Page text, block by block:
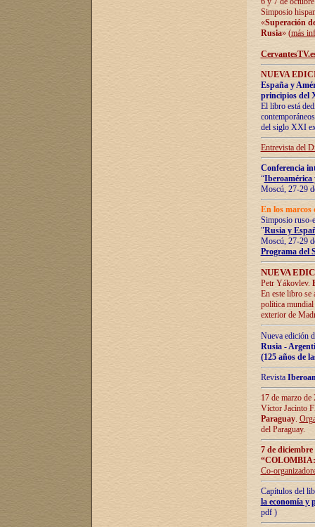
Simposio
«Superación
Rusia» (más
NUEVA
España y
principios del
El libro está
del siglo XXI
Entrevista del
Conferencia
“Iberoamérica
Moscú, 27-29
En los marcos
Simposio ruso-
"Rusia y
Moscú, 27-29
Programa del
NUEVA
Petr Yákovlev.
En este libro se
política mundial
exterior de
Nueva edición
Rusia -
(125 años de
Revista
17 de marzo
Víctor Jacinto
Paraguay.
del Paraguay.
7 de
Co-
Capítulos del
la economía y
pdf )